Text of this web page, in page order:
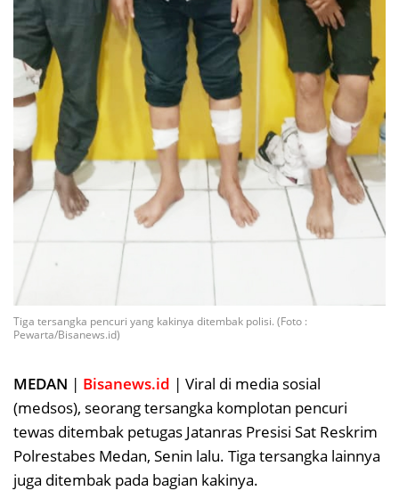
Tiga tersangka pencuri yang kakinya ditembak polisi. (Foto :
Pewarta/Bisanews.id)
MEDAN | Bisanews.id | Viral di media sosial
(medsos), seorang tersangka komplotan pencuri
tewas ditembak petugas Jatanras Presisi Sat Reskrim
Polrestabes Medan, Senin lalu. Tiga tersangka lainnya
juga ditembak pada bagian kakinya.